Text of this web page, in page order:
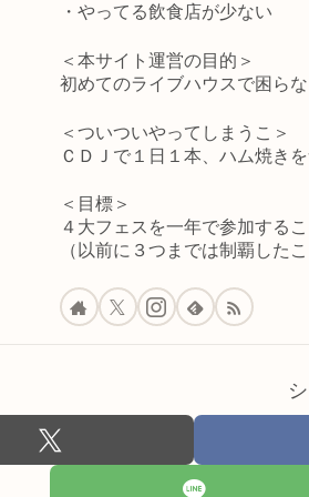
・やってる飲食店が少ない
＜本サイト運営の目的＞
初めてのライブハウスで困ら
＜ついついやってしまうこ＞
ＣＤＪで１日１本、ハム焼き
＜目標＞
４大フェスを一年で参加する
（以前に３つまでは制覇した